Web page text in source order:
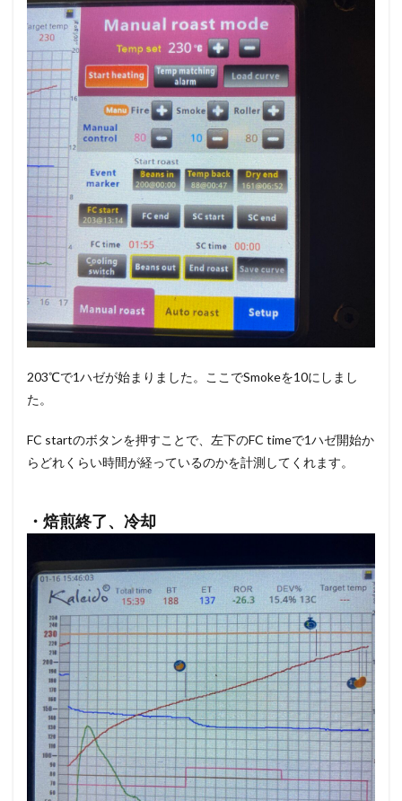
203℃で1ハゼが始まりました。ここでSmokeを10にしまし
た。
FC startのボタンを押すことで、左下のFC timeで1ハゼ開始か
らどれくらい時間が経っているのかを計測してくれます。
・焙煎終了、冷却